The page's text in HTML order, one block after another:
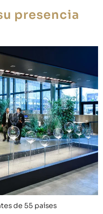
presencia
de 55 países